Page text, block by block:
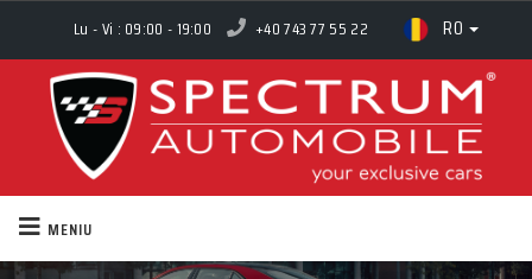
Lu - Vi : 09:00 - 19:00 +40 743 77 55 22 RO
MENIU